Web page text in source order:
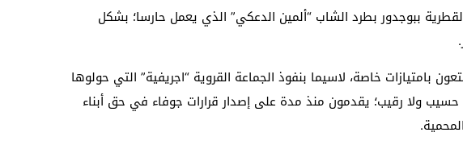
ببوجدور بطرد الشاب “ألمين الدعكي” الذي يعمل حارسا؛ بشكل
بامتيازات خاصة، لاسيما بنفوذ الجماعة القروية “اجريفية” التي حولوها
ولا رقيب؛ يقدمون منذ مدة على إصدار قرارات جوفاء في حق أبناء